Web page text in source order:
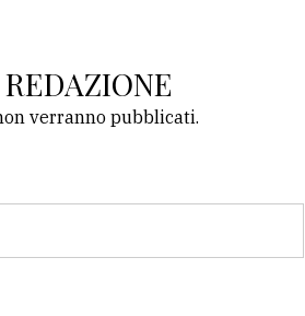
verranno pubblicati.